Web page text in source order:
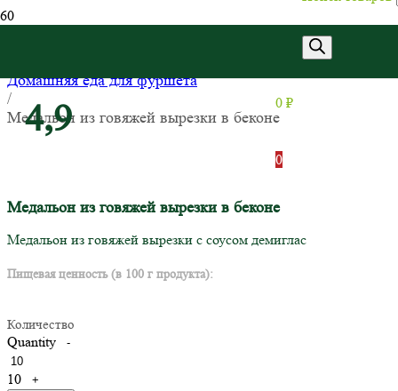
0 ₽
0
Домашняя еда для фуршета
/
Медальон из говяжей вырезки в беконе
Медальон из говяжей вырезки в беконе
Медальон из говяжей вырезки с соусом демиглас
Пищевая ценность (в 100 г продукта):
Количество
Quantity -
10
+
4,9